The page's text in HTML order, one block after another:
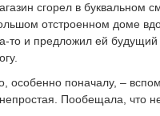
сгорел в буквальном
отстроенном доме
то и предложил ей будущий
особенно поначалу, –
Пообещала, что